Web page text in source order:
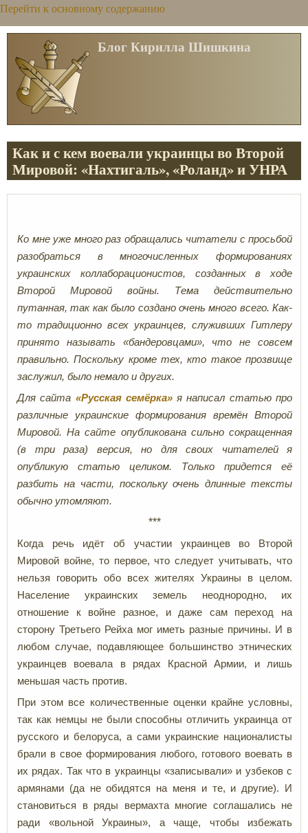
Перейти к основному содержанию
Блог Кирилла Шишкина
Как и с кем воевали украинцы во Второй
Мировой: «Нахтигаль», «Роланд» и УНРА
Ко мне уже много раз обращались читатели с просьбой
разобраться в многочисленных формированиях
украинских коллаборационистов, созданных в ходе
Второй Мировой войны. Тема действительно
путанная, так как было создано очень много всего. Как-
то традиционно всех украинцев, служивших Гитлеру
принято называть «бандеровцами», что не совсем
правильно. Поскольку кроме тех, кто такое прозвище
заслужил, было немало и других.
Для сайта «Русская семёрка»я написал статью про
различные украинские формирования времён Второй
Мировой. На сайте опубликована сильно сокращенная
(в три раза) версия, но для своих читателей я
опубликую статью целиком. Только придется её
разбить на части, поскольку очень длинные тексты
обычно утомляют.
***
Когда речь идёт об участии украинцев во Второй
Мировой войне, то первое, что следует учитывать, что
нельзя говорить обо всех жителях Украины в целом.
Население украинских земель неоднородно, их
отношение к войне разное, и даже сам переход на
сторону Третьего Рейха мог иметь разные причины. И в
любом случае, подавляющее большинство этнических
украинцев воевала в рядах Красной Армии, и лишь
меньшая часть против.
При этом все количественные оценки крайне условны,
так как немцы не были способны отличить украинца от
русского и белоруса, а сами украинские националисты
брали в свое формирования любого, готового воевать в
их рядах. Так что в украинцы «записывали» и узбеков с
армянами (да не обидятся на меня и те, и другие). И
становиться в ряды вермахта многие соглашались не
ради «вольной Украины», а чаще, чтобы избежать